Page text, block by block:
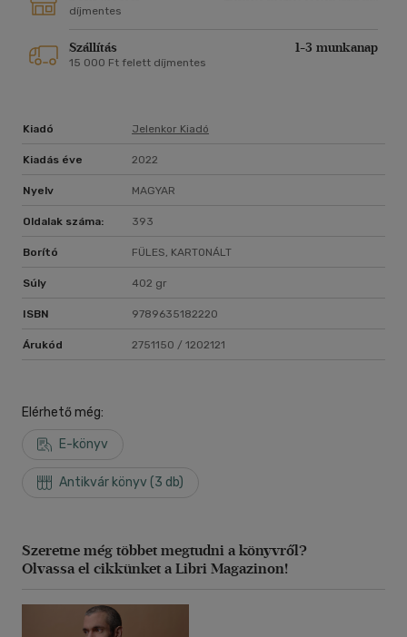
díjmentes
Szállítás 1-3 munkanap
15 000 Ft felett díjmentes
Kiadó Jelenkor Kiadó
Kiadás éve 2022
Nyelv MAGYAR
Oldalak száma: 393
Borító FÜLES, KARTONÁLT
Súly 402 gr
ISBN 9789635182220
Árukód 2751150 / 1202121
Elérhető még:
E-könyv
Antikvár könyv (3 db)
Szeretne még többet megtudni a könyvről?
Olvassa el cikkünket a Libri Magazinon!